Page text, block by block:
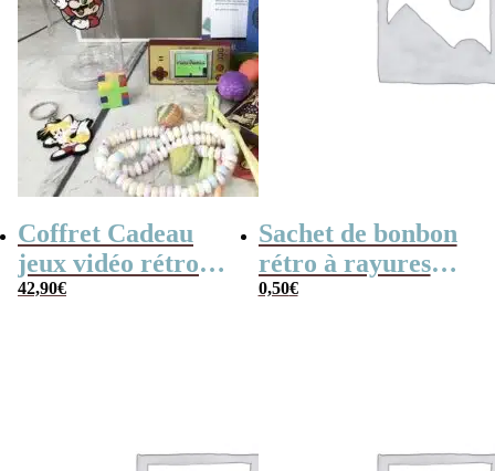
Coffret Cadeau
jeux vidéo rétro
(avec sa console de
42,90€
Sachet de bonbon
rétro à rayures
roses et blanches
0,50€